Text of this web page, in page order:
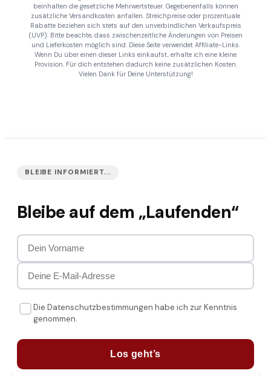
beinhalten die gesetzliche Mehrwertsteuer. Gegebenenfalls können
zusätzliche Versandkosten anfallen. Streichpreise oder prozentuale
Rabatte beziehen sich stets auf den unverbindlichen Verkaufspreis
(UVP). Bitte beachte, dass zwischenzeitliche Änderungen von Preisen
und Lieferkosten möglich sind. Diese Seite verwendet Affiliate-Links.
Wenn Du über einen dieser Links einkaufst, erhalte ich eine kleine
Provision. Für dich entstehen dadurch keine zusätzlichen Kosten.
Vielen Dank für Deine Unterstützung!
BLEIBE INFORMIERT...
Bleibe auf dem „Laufenden“
Die Datenschutzbestimmungen habe ich zur Kenntnis
genommen.
Los geht’s